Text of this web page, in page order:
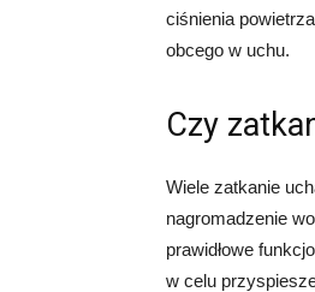
ciśnienia
obcego w uchu.
Czy
Wiele zatkanie
nagromadzenie
prawidłowe
w celu